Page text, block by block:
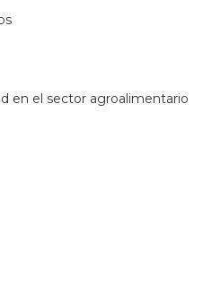
en el sector agroalimentario